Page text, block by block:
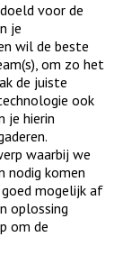
voor de
je
wil de beste
om zo het
de juiste
ook
je hierin
waarbij we
nodig komen
mogelijk af
oplossing
om de